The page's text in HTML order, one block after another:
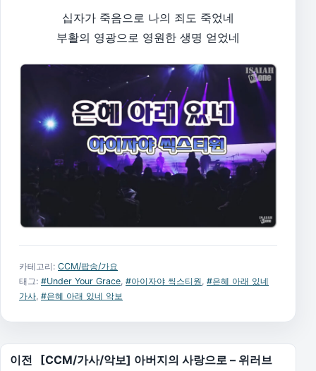
십자가 죽음으로 나의 죄도 죽었네
부활의 영광으로 영원한 생명 얻었네
카테고리: CCM/팝송/가요
태그: #Under Your Grace #아이자야 씩스티원 #은혜 아래 있네
가사 #은혜 아래 있네 악보
글 탐색
이전
[CCM/가사/악보] 아버지의 사랑으로 – 위러브